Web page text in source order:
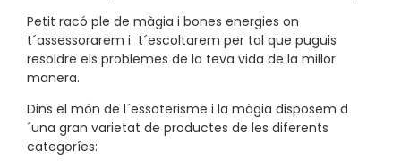
Petit racó ple de màgia i bones energies on
t´assessorarem i t´escoltarem per tal que puguis
resoldre els problemes de la teva vida de la millor
manera.
Dins el món de l´essoterisme i la màgia disposem d
´una gran varietat de productes de les diferents
categoríes: